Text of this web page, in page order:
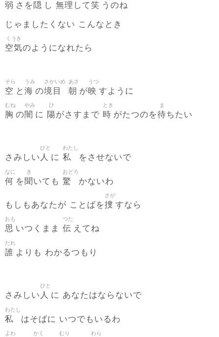
弱 さを 隠 し 無理 して笑 うのね
じゃましたくない こんなとき
空気
くうき
のようになれたら
空
そら
と 海
うみ
の境目
さかいめ
朝
あさ
が映
うつ
すように
胸
むね
の闇
やみ
に 陽
ひ
がさすまで 時
とき
がたつのを待
ま
ちたい
さみしい 人
ひと
に 私
わたし
をさせないで
何
なに
を 聞
き
いても 驚
おどろ
かないわ
もしもあなたが ことばを捜
さが
すなら
思
おも
いつくまま 伝
つた
えてね
誰
だれ
よりも わかるつもり
さみしい 人
ひと
に あなたはならないで
私
わたし
はそばに いつでもいるわ
よわ かく むり わら